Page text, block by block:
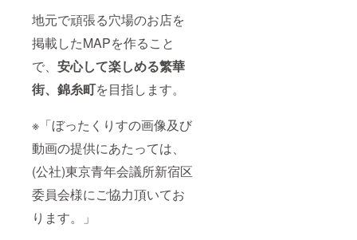
地元で頑張る穴場のお店を
掲載したMAPを作ること
で、 安心して楽しめる繁華
街、錦糸町を目指します。
※「ぼったくりすの画像及び
動画の提供にあたっては、
(公社)東京青年会議所新宿区
委員会様にご協力頂いてお
ります。」